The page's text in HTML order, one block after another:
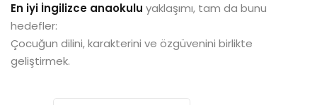
En iyi İngilizce anaokulu yaklaşımı, tam da bunu
hedefler:
Çocuğun dilini, karakterini ve özgüvenini birlikte
geliştirmek.